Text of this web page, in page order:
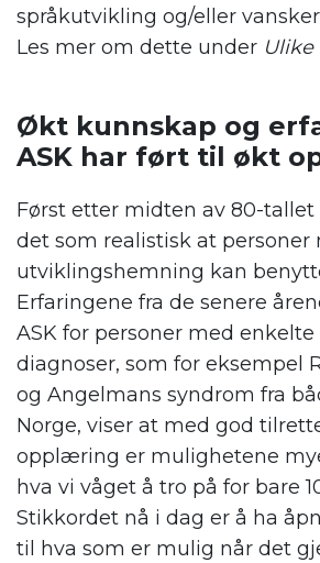
språkutvikling og/eller
Les mer om dette under Ulike
Økt kunnskap og
ASK har ført til økt
Først etter midten av 80-
det som realistisk at personer
utviklingshemning kan
Erfaringene fra de senere
ASK for personer med enkelte
diagnoser, som for eksempel
og Angelmans syndrom fra
Norge, viser at med god
opplæring er mulighetene
hva vi våget å tro på for bare
Stikkordet nå i dag er å ha
til hva som er mulig når det